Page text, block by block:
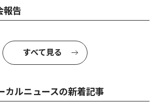
報告
すべて見る
カルニュースの新着記事